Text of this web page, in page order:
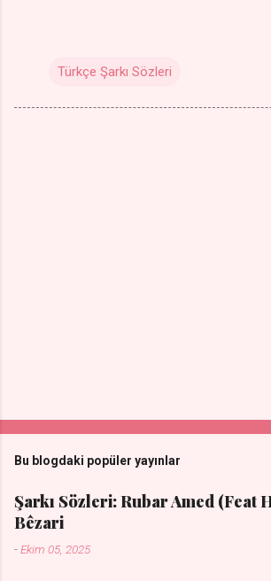
Türkçe Şarkı Sözleri
Bu blogdaki popüler yayınlar
Şarkı Sözleri: Rubar Amed (Feat
Bêzari
-Ekim 05, 2025